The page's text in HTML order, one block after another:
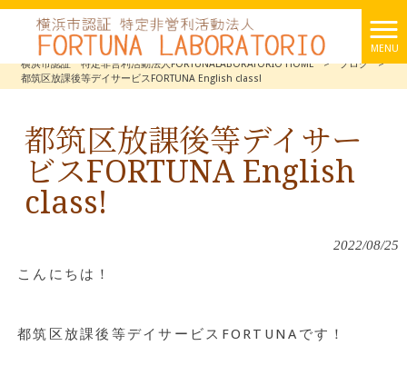
MENU
横浜市認証 特定非営利活動法人FORTUNALABORATORIO HOME
> ブログ
>
都筑区放課後等デイサービスFORTUNA English class!
都筑区放課後等デイサー
ビスFORTUNA English
class!
2022/08/25
こんにちは！
都筑区放課後等デイサービスFORTUNAです！